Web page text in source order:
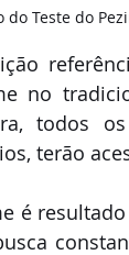
Teste do
no
todos
terão
é